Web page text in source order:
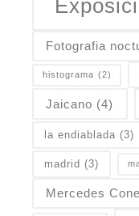
Fotografia
histograma (2)
Jaicano (4)
la endiablada (3)
madrid (3)
Mercedes